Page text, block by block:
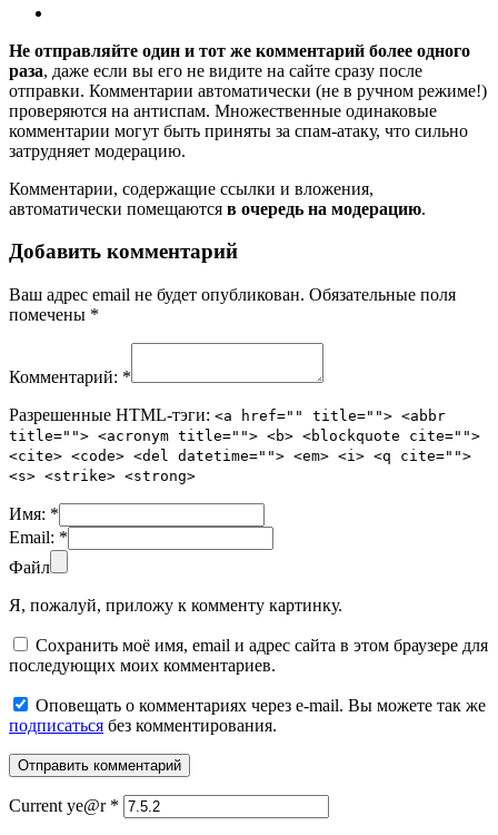
Не отправляйте один и тот же комментарий более одного
раза, даже если вы его не видите на сайте сразу после
отправки. Комментарии автоматически (не в ручном режиме!)
проверяются на антиспам. Множественные одинаковые
комментарии могут быть приняты за спам-атаку, что сильно
затрудняет модерацию.
Комментарии, содержащие ссылки и вложения,
автоматически помещаются в очередь на модерацию.
Добавить комментарий
Ваш адрес email не будет опубликован. Обязательные поля
помечены *
Комментарий: *
Разрешенные HTML-тэги: <a href="" title=""> <abbr
title=""> <acronym title=""> <b> <blockquote cite="">
<cite> <code> <del datetime=""> <em> <i> <q cite="">
<s> <strike> <strong>
Имя: *
Email: *
Файл
Я, пожалуй, приложу к комменту картинку.
Сохранить моё имя, email и адрес сайта в этом браузере для
последующих моих комментариев.
Оповещать о комментариях через e-mail. Вы можете так же
подписаться без комментирования.
Current ye@r *